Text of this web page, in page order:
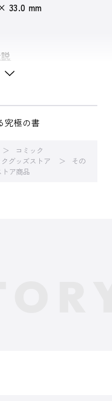
33.0 mm
究極の書
コミック
グッズストア
その
ア商品